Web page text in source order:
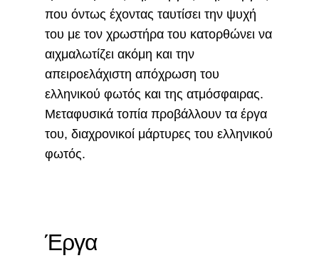
που όντως έχοντας ταυτίσει την ψυχή
του με τον χρωστήρα του κατορθώνει να
αιχμαλωτίζει ακόμη και την
απειροελάχιστη απόχρωση του
ελληνικού φωτός και της ατμόσφαιρας.
Μεταφυσικά τοπία προβάλλουν τα έργα
του, διαχρονικοί μάρτυρες του ελληνικού
φωτός.
Έργα